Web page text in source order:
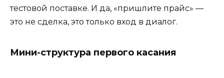
тестовой поставке. И да, «пришлите прайс» —
это не сделка, это только вход в диалог.
Мини-структура первого касания